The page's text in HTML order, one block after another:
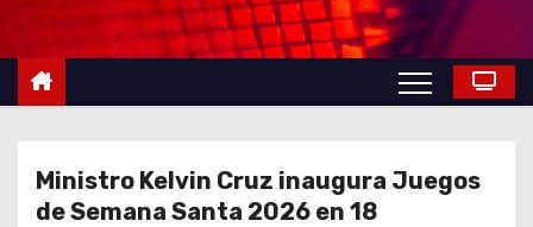
n
Ministro Kelvin Cruz inaugura Juegos
de Semana Santa 2026 en 18